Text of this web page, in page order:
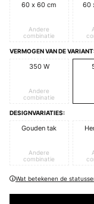
60 x 60 cm
Andere
combinatie
60
VERMOGEN VAN DE
350 W
Andere
combinatie
DESIGNVARIATIES:
Gouden tak
Andere
combinatie
Wat betekenen de